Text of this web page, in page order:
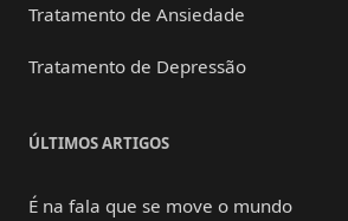
Tratamento de Ansiedade
Tratamento de Depressão
ÚLTIMOS ARTIGOS
É na fala que se move o mundo